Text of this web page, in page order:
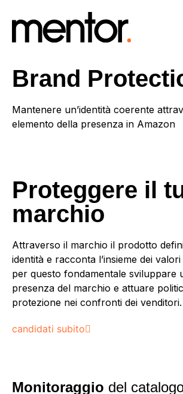
Brand
Mantenere un’identità coerente
elemento della presenza in Amazon
Proteggere il
marchio
Attraverso il marchio il prodotto
identità e racconta l’insieme dei valori
per questo fondamentale sviluppare
presenza del marchio e attuare
protezione nei confronti dei venditori.
candidati subito
Monitoraggio del